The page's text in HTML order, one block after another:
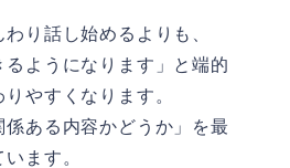
り話し始めるよりも、
るようになります」と端的
やすくなります。
ある内容かどうか」を最
ます。